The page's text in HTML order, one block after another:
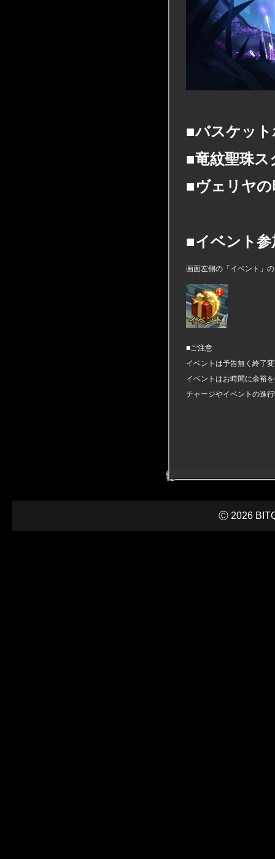
■バスケッ
■竜紋聖珠ス
■ヴェリヤの
■イベント参
画面左側の「イベント」
■ご注意
イベントは予告無く終了
イベントはお時間に余裕
チャージやイベントの進
Ⓒ 2026